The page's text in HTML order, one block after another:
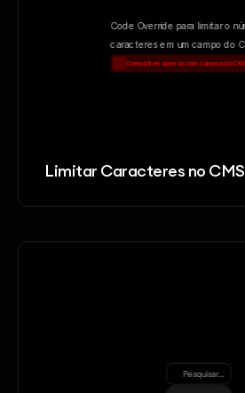
Limitar Caracteres no CMS